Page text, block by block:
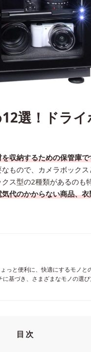
選！ドラ
収納するための保管庫で
もので、カメラボック
ス型の2種類があるのも
代のかからない商品、
っと便利に、快適にするモノ
基づき、さまざまなモノの選
目次